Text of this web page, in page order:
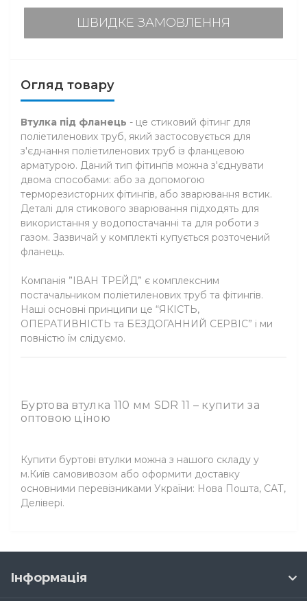
ШВИДКЕ ЗАМОВЛЕННЯ
Огляд товару
Втулка під фланець - це стиковий фітинг для
поліетиленових труб, який застосовується для
з'єднання поліетиленових труб із фланцевою
арматурою. Даний тип фітингів можна з'єднувати
двома способами: або за допомогою
терморезисторних фітингів, або зварювання встик.
Деталі для стикового зварювання підходять для
використання у водопостачанні та для роботи з
газом. Зазвичай у комплекті купується розточений
фланець.
Компанія ”ІВАН ТРЕЙД” є комплексним
постачальником поліетиленових труб та фітингів.
Наші основні принципи це “ЯКІСТЬ,
ОПЕРАТИВНІСТЬ та БЕЗДОГАННИЙ СЕРВІС” і ми
повністю їм слідуємо.
Буртова втулка 110 мм SDR 11 – купити за
оптовою ціною
Купити буртові втулки можна з нашого складу у
м.Київ самовивозом або оформити доставку
основними перевізниками України: Нова Пошта, САТ,
Делівері.
Інформація